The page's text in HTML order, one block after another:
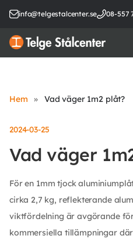
info@telgestalcenter.se 08-557
Hem » Vad väger 1m2 plåt?
2024-03-25
Vad väger
För en 1mm tjock
cirka 2,7 kg, reflekterande
viktfördelning är avgörande
kommersiella tillämpningar